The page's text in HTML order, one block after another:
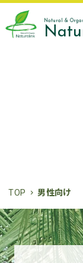
Natural &
TOP 男性向け